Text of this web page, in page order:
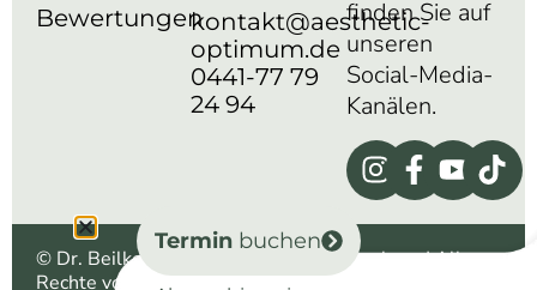
Bewertungenkontakt@aesthetic-
optimum.de
0441-77 79
24 94
finden Sie auf
unseren
Social-Media-
Kanälen.
© Dr. Beilke aesthetic optimum – Oldenburg | Alle
Rechte vorbehalten |Impressum|
Termin buchen